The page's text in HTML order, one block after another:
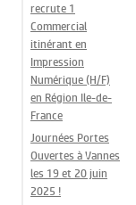
recrute 1
Commercial
itinérant en
Impression
Numérique (H/F)
en Région Ile-de-
France
Journées Portes
Ouvertes à Vannes
les 19 et 20 juin
2025 !